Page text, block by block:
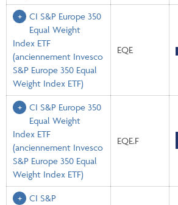
CI S&P Europe 350
Equal Weight
Index ETF
(anciennement Invesco
S&P Europe 350 Equal
Weight Index ETF)
EQE
CI S&P Europe 350
Equal Weight
Index ETF
(anciennement Invesco
S&P Europe 350 Equal
Weight Index ETF)
EQE.F
CI S&P